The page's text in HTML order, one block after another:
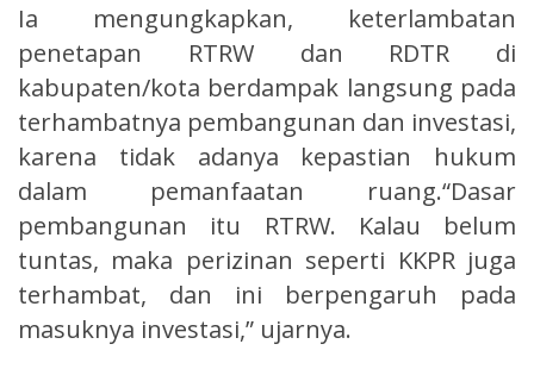
Ia mengungkapkan, keterlambatan
penetapan RTRW dan RDTR di
kabupaten/kota berdampak langsung pada
terhambatnya pembangunan dan investasi,
karena tidak adanya kepastian hukum
dalam pemanfaatan ruang.“Dasar
pembangunan itu RTRW. Kalau belum
tuntas, maka perizinan seperti KKPR juga
terhambat, dan ini berpengaruh pada
masuknya investasi,” ujarnya.